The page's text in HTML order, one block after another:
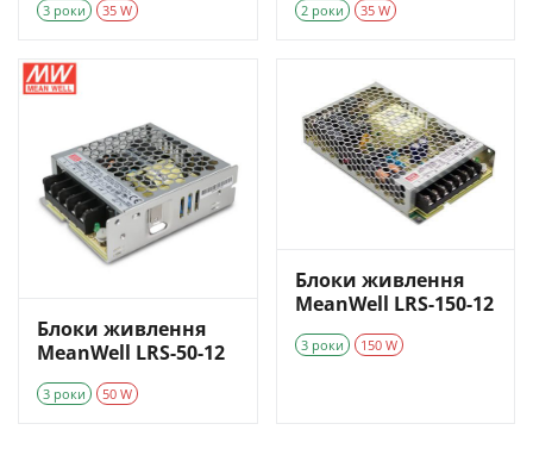
3 роки 35 W 2 роки 35 W
Блоки живлення
MeanWell LRS-50-12
3 роки 50 W
Блоки живлення
MeanWell LRS-150-12
3 роки 150 W